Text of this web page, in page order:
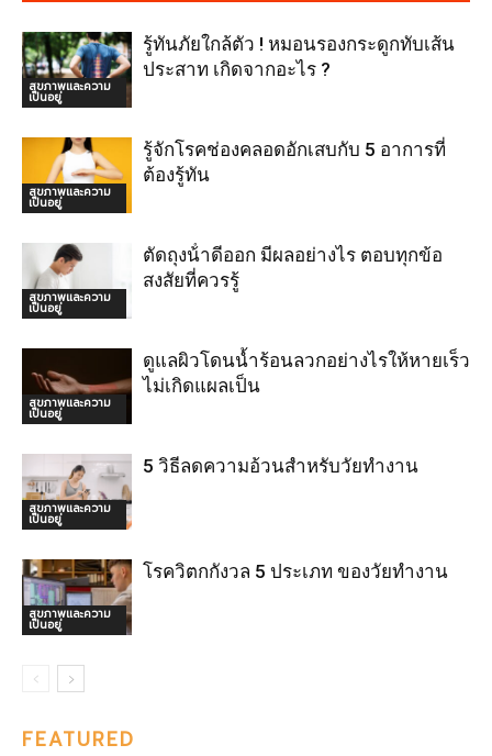
สุขภาพและความ
เป็นอยู่
รู้ทันภัยใกล้ตัว ! หมอนรองกระดูกทับเส้น
ประสาท เกิดจากอะไร ?
สุขภาพและความ
เป็นอยู่
รู้จักโรคช่องคลอดอักเสบกับ 5 อาการที่
ต้องรู้ทัน
สุขภาพและความ
เป็นอยู่
ตัดถุงน้ําดีออก มีผลอย่างไร ตอบทุกข้อ
สงสัยที่ควรรู้
สุขภาพและความ
เป็นอยู่
ดูแลผิวโดนน้ำร้อนลวกอย่างไรให้หายเร็ว
ไม่เกิดแผลเป็น
สุขภาพและความ
เป็นอยู่
5 วิธีลดความอ้วนสำหรับวัยทำงาน
สุขภาพและความ
เป็นอยู่
โรควิตกกังวล 5 ประเภท ของวัยทำงาน
FEATURED